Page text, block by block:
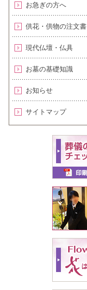
お急ぎの方へ
供花・供物の注文書
現代仏壇・仏具
お墓の基礎知識
お知らせ
サイトマップ